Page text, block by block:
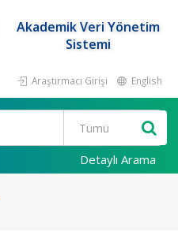
Akademik Veri Yönetim
Sistemi
Araştırmacı Girişi English
Detaylı Arama